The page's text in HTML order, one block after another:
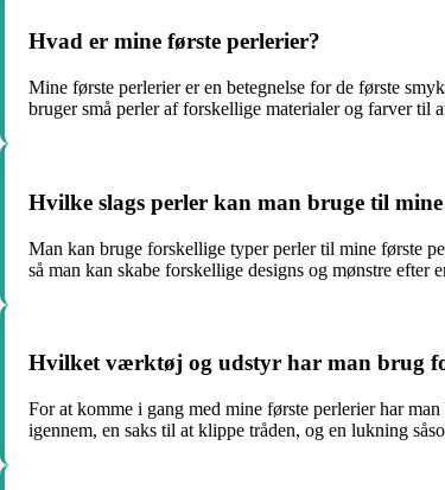
Hvad er mine første perlerier?
Mine første perlerier er en betegnelse for de første
bruger små perler af forskellige materialer og farver til
Hvilke slags perler kan man bruge til
Man kan bruge forskellige typer perler til mine første
så man kan skabe forskellige designs og mønstre efter
Hvilket værktøj og udstyr har man brug
For at komme i gang med mine første perlerier har
igennem, en saks til at klippe tråden, og en lukning